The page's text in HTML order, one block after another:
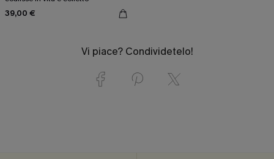
39,00 €
Vi piace? Condividetelo!